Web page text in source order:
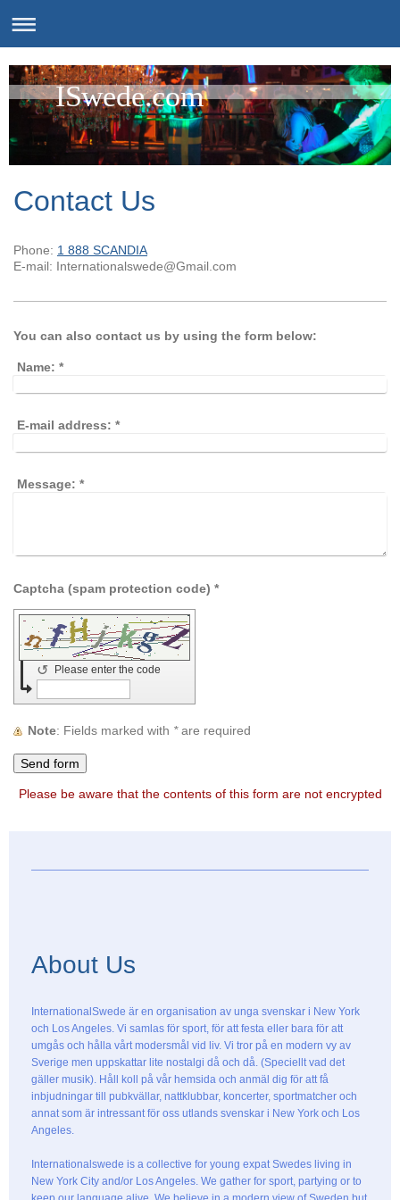
ISwede.com
Contact Us
Phone: 1 888 SCANDIA
E-mail: Internationalswede@Gmail.com
You can also contact us by using the form below:
Name: *
E-mail address: *
Message: *
Captcha (spam protection code) *
Please enter the code
↺
Note : Fields marked with *are required
Please be aware that the contents of this form are not encrypted
About Us
InternationalSwede är en organisation av unga svenskar i New York
och Los Angeles. Vi samlas för sport, för att festa eller bara för att
umgås och hålla vårt modersmål vid liv. Vi tror på en modern vy av
Sverige men uppskattar lite nostalgi då och då. (Speciellt vad det
gäller musik). Håll koll på vår hemsida och anmäl dig för att få
inbjudningar till pubkvällar, nattklubbar, koncerter, sportmatcher och
annat som är intressant för oss utlands svenskar i New York och Los
Angeles.
Internationalswede is a collective for young expat Swedes living in
New York City and/or Los Angeles. We gather for sport, partying or to